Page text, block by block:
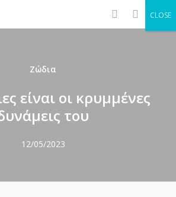
search
Ζώδια
είναι οι κρυμμένες
του
12/05/2023
CLOSE